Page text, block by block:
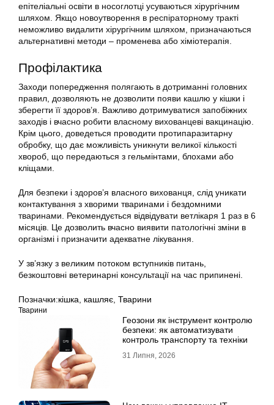
епітеліальні освіти в носоглотці усуваються хірургічним
шляхом. Якщо новоутворення в респіраторному тракті
неможливо видалити хірургічним шляхом, призначаються
альтернативні методи – променева або хіміотерапія.
Профілактика
Заходи попередження полягають в дотриманні головних
правил, дозволяють не дозволити появи кашлю у кішки і
зберегти її здоров’я. Важливо дотримуватися запобіжних
заходів і вчасно робити власному вихованцеві вакцинацію.
Крім цього, доведеться проводити протипаразитарну
обробку, що дає можливість уникнути великої кількості
хвороб, що передаються з гельмінтами, блохами або
кліщами.
Для безпеки і здоров’я власного вихованця, слід уникати
контактування з хворими тваринами і бездомними
тваринами. Рекомендується відвідувати ветлікаря 1 раз в 6
місяців. Це дозволить вчасно виявити патологічні зміни в
організмі і призначити адекватне лікування.
У зв’язку з великим потоком вступників питань,
безкоштовні ветеринарні консультації на час припинені.
Позначки:кішка кашляє Тварини
Тварини
Геозони як інструмент контролю
безпеки: як автоматизувати
контроль транспорту та техніки
31 Липня, 2026